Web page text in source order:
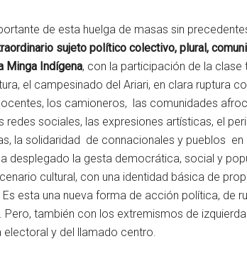
de esta huelga de masas sin
sujeto político colectivo, plural,
Minga Indígena, con la participación de la
el campesinado del Ariari, en clara ruptura
los camioneros, las comunidades
redes sociales, las expresiones artísticas, el
la solidaridad de connacionales y pueblos en
desplegado la gesta democrática, social y
cultural, con una identidad básica de
esta una nueva forma de acción política, de
Pero, también con los extremismos de
electoral y del llamado centro.